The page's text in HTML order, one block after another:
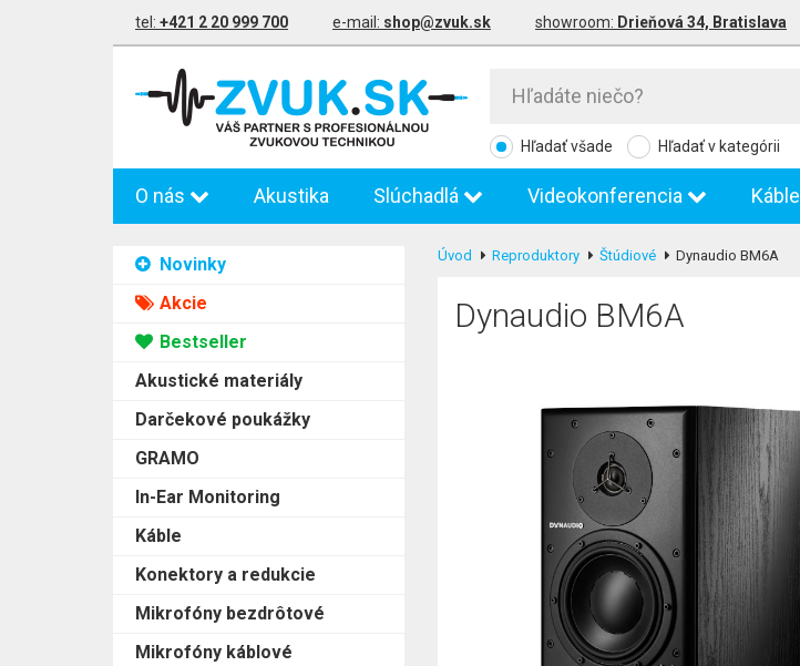
tel: +421 2 20 999 700 e-mail: shop@zvuk.sk showroom: Drieňová 34, Bratislava
Hľadať všade Hľadať v kategórii
O nás Akustika Slúchadlá Videokonferencia Káble
Novinky
Akcie
Bestseller
Akustické materiály
Darčekové poukážky
GRAMO
In-Ear Monitoring
Káble
Konektory a redukcie
Mikrofóny bezdrôtové
Mikrofóny káblové
Úvod Reproduktory Štúdiové Dynaudio BM6A
Dynaudio BM6A